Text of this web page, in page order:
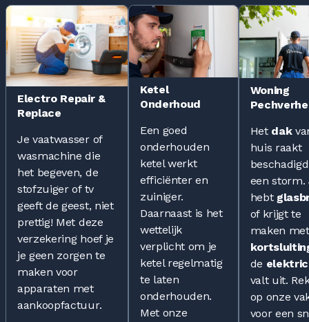
Electro Repair &
Replace
Je vaatwasser of
wasmachine die
het begeven, de
stofzuiger of tv
geeft de geest, niet
prettig! Met deze
verzekering hoef je
je geen zorgen te
maken voor
apparaten met
aankoopfactuur.
Ketel
Onderhoud
Een goed
onderhouden
ketel werkt
efficiënter en
zuiniger.
Daarnaast is het
wettelijk
verplicht om je
ketel regelmatig
te laten
onderhouden.
Met onze
Woning
Het dak
huis raakt
een storm.
hebt
of krijgt te
maken
de
valt uit.
op onze
voor een